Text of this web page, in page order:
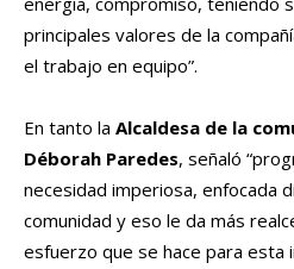
principales valores de la
el trabajo en equipo”.
En tanto la Alcaldesa de la
Déborah Paredes, señaló
necesidad imperiosa, enfocada
comunidad y eso le da más
esfuerzo que se hace para esta